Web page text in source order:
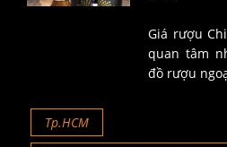
Giá rượu
quan tâm
đồ rượu
Tp.HCM